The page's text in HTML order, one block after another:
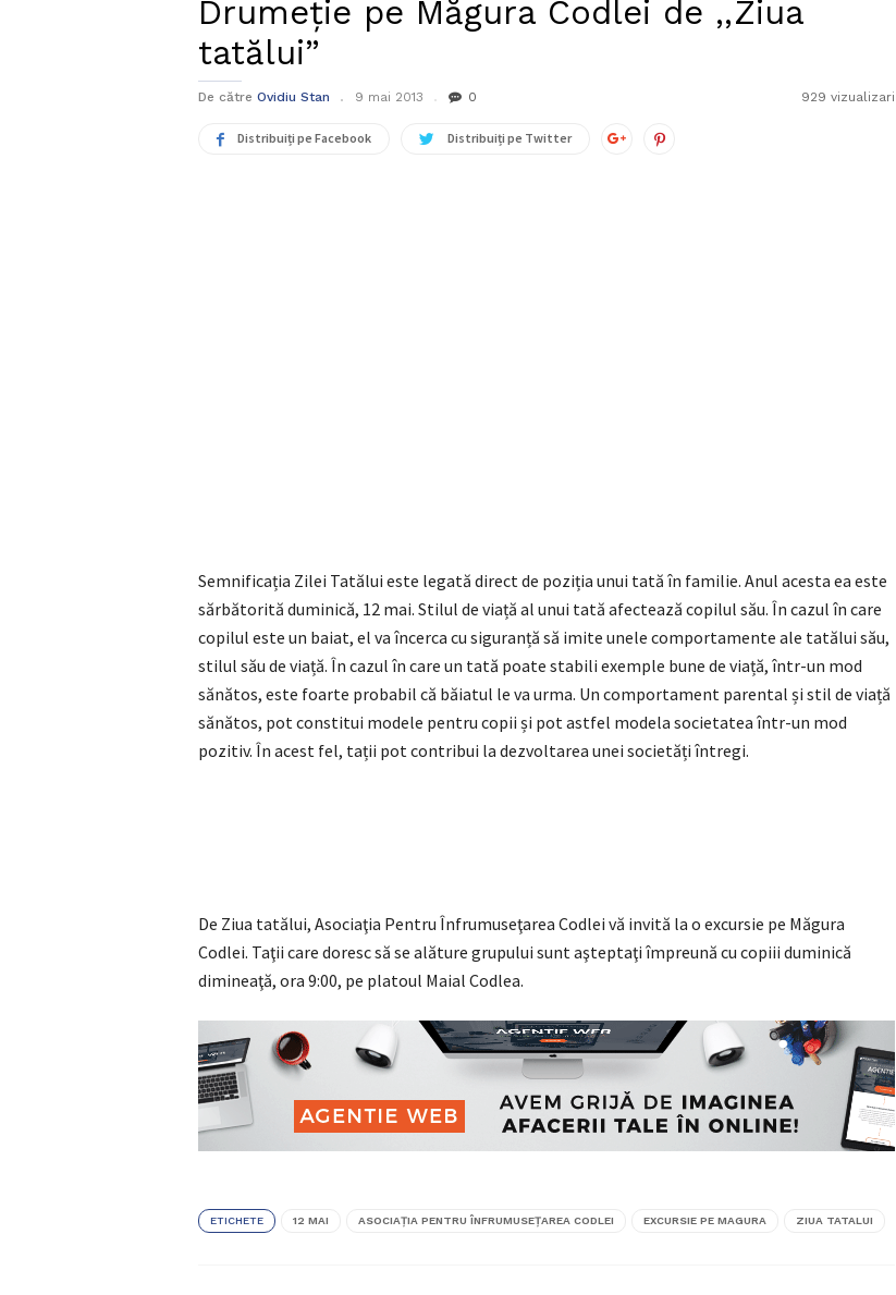
Drumeţie pe Măgura Codlei de ,,Ziua
tatălui”
De către Ovidiu Stan 9 mai 2013 0 929 vizualizari
Distribuiți pe Facebook Distribuiți pe Twitter
Semnificația Zilei Tatălui este legată direct de poziția unui tată în familie. Anul acesta ea este
sărbătorită duminică, 12 mai. Stilul de viață al unui tată afectează copilul său. În cazul în care
copilul este un baiat, el va încerca cu siguranță să imite unele comportamente ale tatălui său,
stilul său de viață. În cazul în care un tată poate stabili exemple bune de viață, într-un mod
sănătos, este foarte probabil că băiatul le va urma. Un comportament parental și stil de viață
sănătos, pot constitui modele pentru copii și pot astfel modela societatea într-un mod
pozitiv. În acest fel, tații pot contribui la dezvoltarea unei societăți întregi.
De Ziua tatălui, Asociaţia Pentru Înfrumuseţarea Codlei vă invită la o excursie pe Măgura
Codlei. Taţii care doresc să se alăture grupului sunt aşteptaţi împreună cu copiii duminică
dimineaţă, ora 9:00, pe platoul Maial Codlea.
ETICHETE 12 MAI ASOCIAŢIA PENTRU ÎNFRUMUSEŢAREA CODLEI EXCURSIE PE MAGURA ZIUA TATALUI